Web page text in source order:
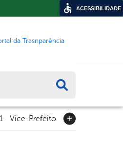
da Trasnparência
Vice-Prefeito
ACESSIBILIDADE